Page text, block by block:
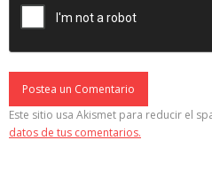
Este sitio usa Akismet para reducir el
datos de tus comentarios.